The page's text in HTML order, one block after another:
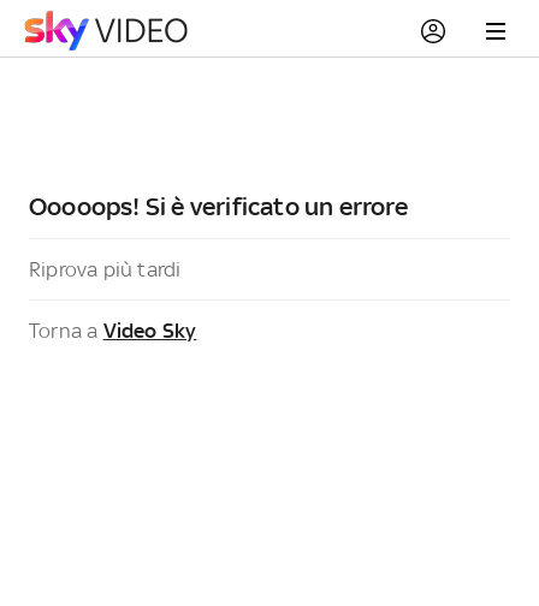
Ooooops! Si è verificato un errore
Riprova più tardi
Torna a Video Sky